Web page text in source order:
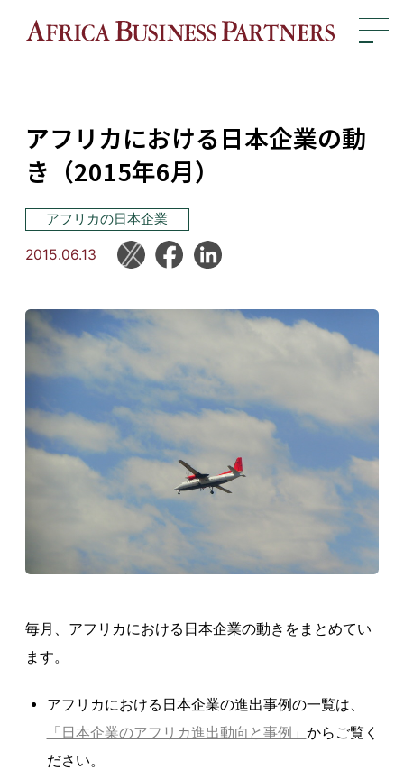
アフリカにおける日本企業の動
き（2015年6月）
アフリカの日本企業
2015.06.13
毎月、アフリカにおける日本企業の動きをまとめてい
ます。
アフリカにおける日本企業の進出事例の一覧は、
「日本企業のアフリカ進出動向と事例」 からご覧く
ださい。